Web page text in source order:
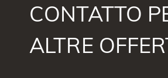
CONTATTO
ALTRE